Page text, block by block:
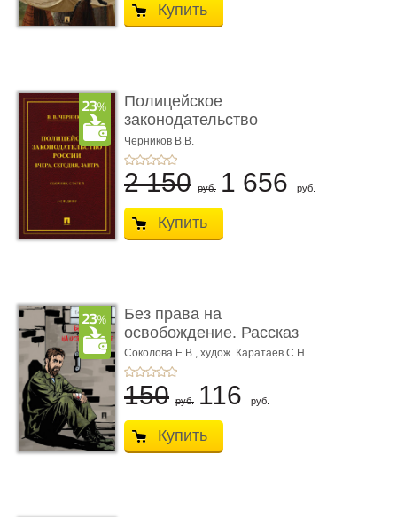
Купить
Полицейское
законодательство
России: вчера, с� ...
Черников В.В.
2 150 руб. 1 656 руб.
Купить
Без права на
освобождение. Рассказ
Соколова Е.В., худож. Каратаев С.Н.
150 руб. 116 руб.
Купить